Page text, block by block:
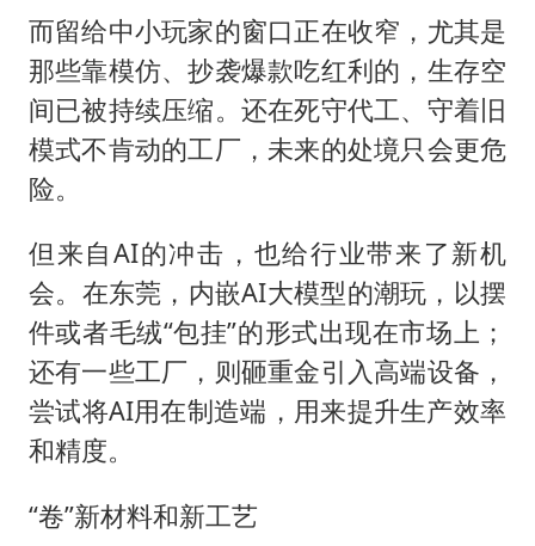
而留给中小玩家的窗口正在收窄，尤其是
那些靠模仿、抄袭爆款吃红利的，生存空
间已被持续压缩。还在死守代工、守着旧
模式不肯动的工厂，未来的处境只会更危
险。
但来自AI的冲击，也给行业带来了新机
会。在东莞，内嵌AI大模型的潮玩，以摆
件或者毛绒“包挂”的形式出现在市场上；
还有一些工厂，则砸重金引入高端设备，
尝试将AI用在制造端，用来提升生产效率
和精度。
“卷”新材料和新工艺